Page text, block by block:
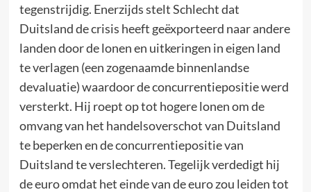
tegenstrijdig. Enerzijds stelt Schlecht dat
Duitsland de crisis heeft geëxporteerd naar andere
landen door de lonen en uitkeringen in eigen land
te verlagen (een zogenaamde binnenlandse
devaluatie) waardoor de concurrentiepositie werd
versterkt. Hij roept op tot hogere lonen om de
omvang van het handelsoverschot van Duitsland
te beperken en de concurrentiepositie van
Duitsland te verslechteren. Tegelijk verdedigt hij
de euro omdat het einde van de euro zou leiden tot